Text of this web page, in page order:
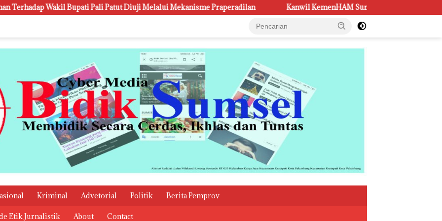
Pali Patut Diuji Melalui Mekanisme Praperadilan Kanwil KemenHAM Sumsel Perkuat Sinergi Bentuk Kampung
Kriminal Advetorial Politik Berita Pemprov
Etik Jurnalistik About Contact